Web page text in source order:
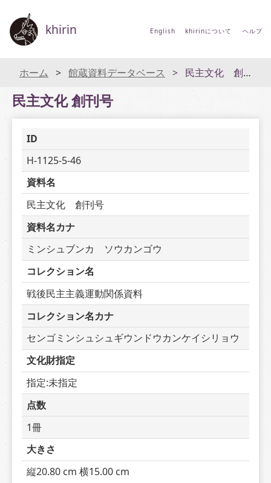
khirin English khirinについて ヘルプ
ホーム 館蔵資料データベース 民主文化 創刊号
民主文化 創刊号
ID
H-1125-5-46
資料名
民主文化　創刊号
資料名カナ
ミンシュブンカ　ソウカンゴウ
コレクション名
戦後民主主義運動関係資料
コレクション名カナ
センゴミンシュシュギウンドウカンケイシリョウ
文化財指定
指定:未指定
点数
1冊
大きさ
縦20.80 cm 横15.00 cm